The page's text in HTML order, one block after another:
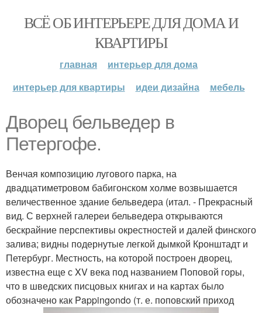
ВСЁ ОБ ИНТЕРЬЕРЕ ДЛЯ ДОМА И
КВАРТИРЫ
главная
интерьер для дома
интерьер для квартиры
идеи дизайна мебель
Дворец бельведер в
Петергофе.
Венчая композицию лугового парка, на
двадцатиметровом бабигонском холме возвышается
величественное здание бельведера (итал. - Прекрасный
вид. С верхней галереи бельведера открываются
бескрайние перспективы окрестностей и далей финского
залива; видны подернутые легкой дымкой Кронштадт и
Петербург. Местность, на которой построен дворец,
известна еще с XV века под названием Поповой горы,
что в шведских писцовых книгах и на картах было
обозначено как Pappingondo (т. е. поповский приход